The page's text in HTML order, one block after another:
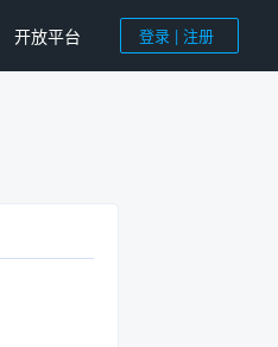
开放平台 登录 | 注册